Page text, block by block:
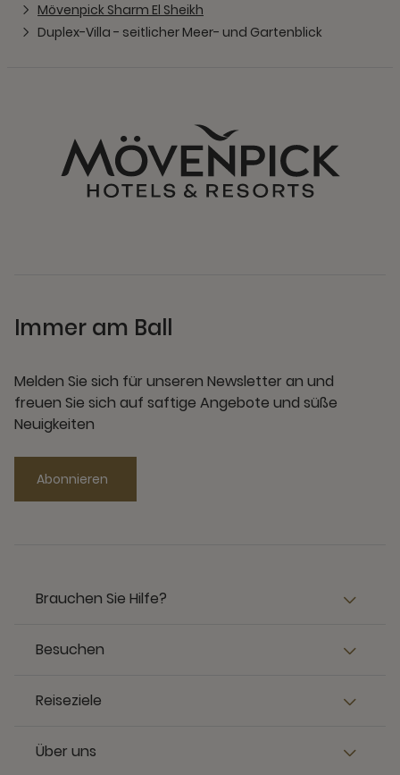
Mövenpick Sharm El Sheikh
Duplex-Villa - seitlicher Meer- und Gartenblick
Immer am Ball
Melden Sie sich für unseren Newsletter an und
freuen Sie sich auf saftige Angebote und süße
Neuigkeiten
Abonnieren
Brauchen Sie Hilfe?
Besuchen
Reiseziele
Über uns